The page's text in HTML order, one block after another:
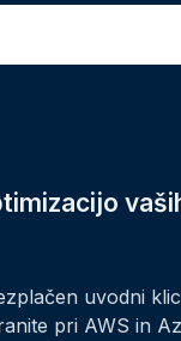
uvodni
pri AWS in